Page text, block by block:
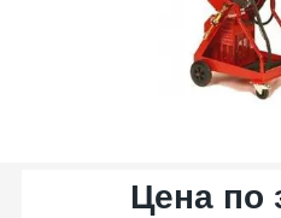
Цена по